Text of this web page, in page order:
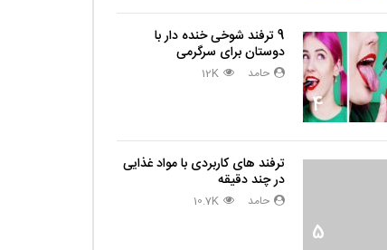
4
9 ترفند شوخی خنده دار با
دوستان برای سرگرمی
حامد 12K
5
ترفند های کاربردی با مواد غذایی
در چند دقیقه
حامد 10.7K